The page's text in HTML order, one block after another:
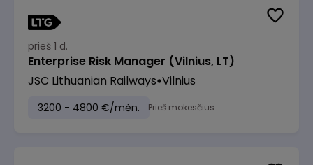
prieš 1 d.
Enterprise Risk Manager (Vilnius, LT)
JSC Lithuanian Railways Vilnius
3200 - 4800 €/mėn. Prieš mokesčius